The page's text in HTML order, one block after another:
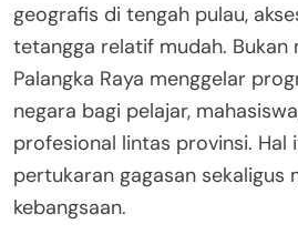
geografis di tengah pulau,
tetangga relatif mudah. Bukan
Palangka Raya menggelar
negara bagi pelajar,
profesional lintas provinsi. Hal
pertukaran gagasan sekaligus
kebangsaan.